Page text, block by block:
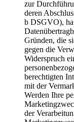
zur
deren
b DSGVO),
Gründen, die
gegen die
Widerspruch
berechtigten
mit der
Werden Ihre
der